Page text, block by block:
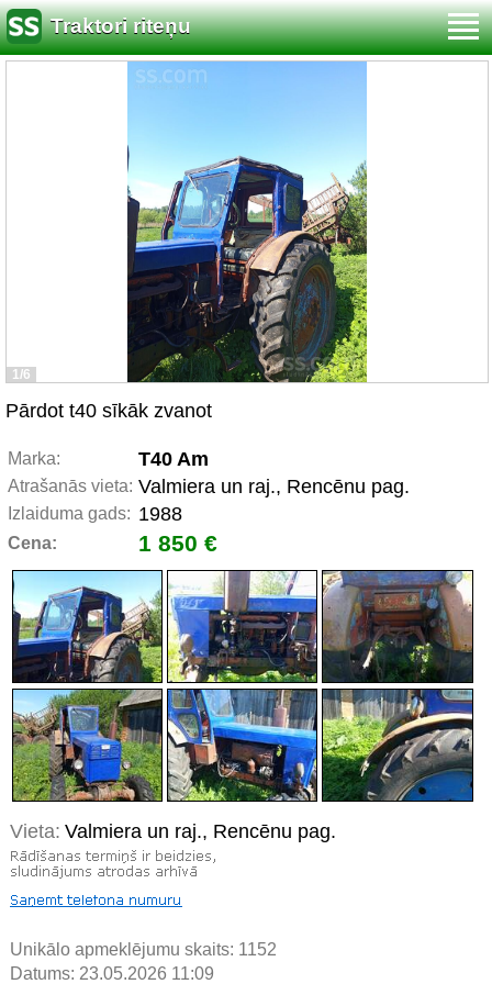
Traktori riteņu
1/6
Pārdot t40 sīkāk zvanot
Marka: T40 Am
Atrašanās vieta: Valmiera un raj., Rencēnu pag.
Izlaiduma gads: 1988
Cena: 1 850 €
Vieta: Valmiera un raj., Rencēnu pag.
Unikālo apmeklējumu skaits: 1152
Datums: 23.05.2026 11:09